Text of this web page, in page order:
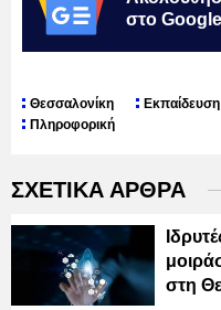
στο
Θεσσαλονίκη Εκπαίδευση
Πληροφορική
ΣΧΕΤΙΚΑ ΑΡΘΡΑ
στη